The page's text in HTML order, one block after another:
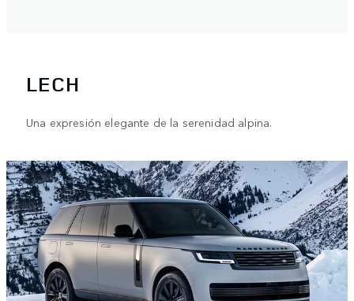
LECH
Una expresión elegante de la serenidad alpina.